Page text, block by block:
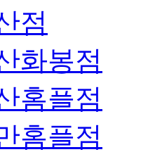
점
화봉점
홈플점
홈플점